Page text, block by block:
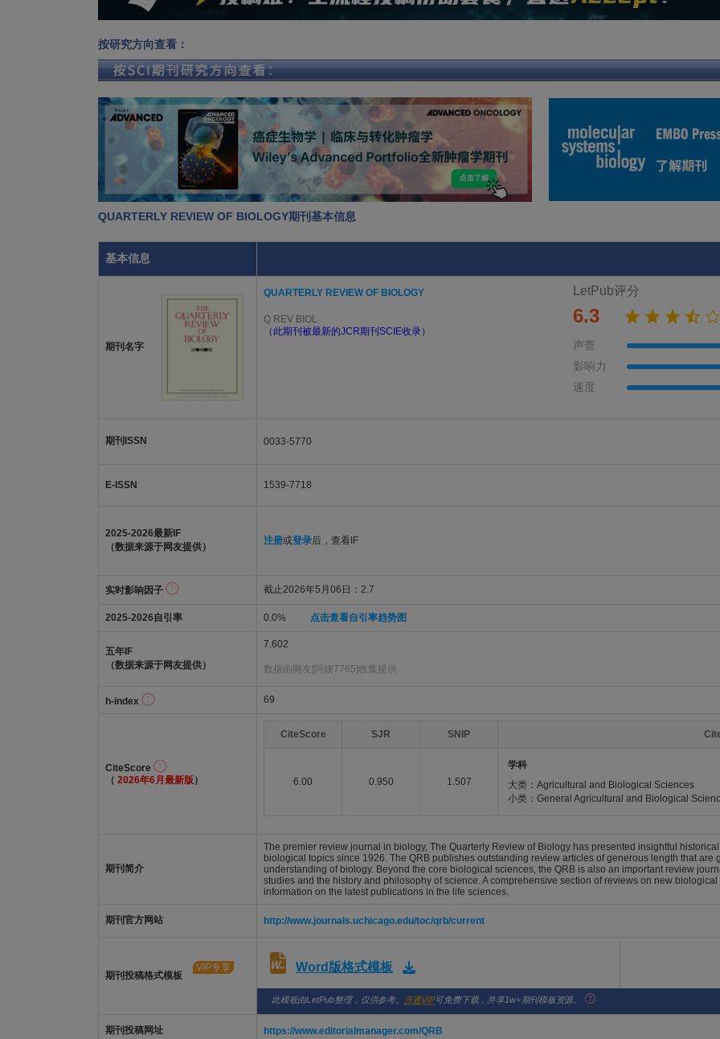
按研究方向查看：
QUARTERLY REVIEW OF BIOLOGY期刊基本信息
基本信息
期刊名字
QUARTERLY REVIEW OF BIOLOGY
Q REV BIOL
（此期刊被最新的JCR期刊SCIE收录）
LetPub评分
6.3
声誉
影响力
速度
期刊ISSN 0033-5770
E-ISSN 1539-7718
2025-2026最新IF
（数据来源于网友提供）
注册或登录后，查看IF
实时影响因子 截止2026年5月06日：2.7
2025-2026自引率 0.0% 点击查看自引率趋势图
五年IF
（数据来源于网友提供）
7.602
数据由网友[阿姨7765]收集提供
h-index 69
CiteScore
（ 2026年6月最新版 ）
CiteScore SJR SNIP
6.00 0.950 1.507
学科
大类：Agricultural and Biological Sciences
小类：General Agricultural and Biological
期刊简介
The premier review journal in biology, The Quarterly Review of Biology has presented insightful
biological topics since 1926. The QRB publishes outstanding review articles of generous length that
understanding of biology. Beyond the core biological sciences, the QRB is also an important review
studies and the history and philosophy of science. A comprehensive section of reviews on new
information on the latest publications in the life sciences.
期刊官方网站 http://www.journals.uchicago.edu/toc/qrb/current
期刊投稿格式模板
VIP专享 Word版格式模板
此模板由LetPub整理，仅供参考。 开通VIP可免费下载，并享1w+期刊模板资源。
期刊投稿网址 https://www.editorialmanager.com/QRB